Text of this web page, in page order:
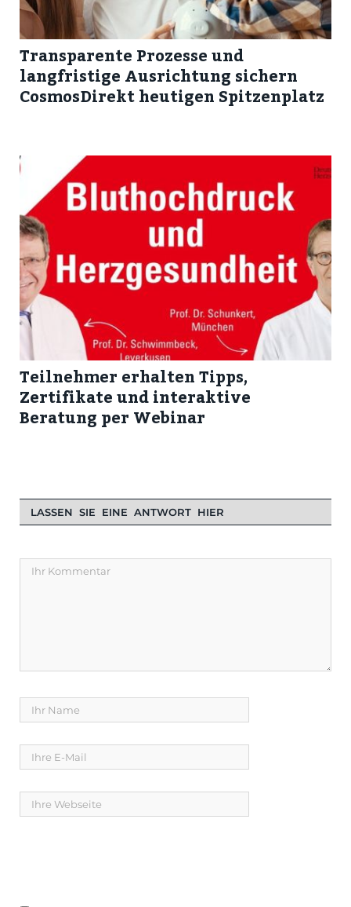
Transparente Prozesse und
langfristige Ausrichtung sichern
CosmosDirekt heutigen Spitzenplatz
Teilnehmer erhalten Tipps,
Zertifikate und interaktive
Beratung per Webinar
LASSEN SIE EINE ANTWORT HIER